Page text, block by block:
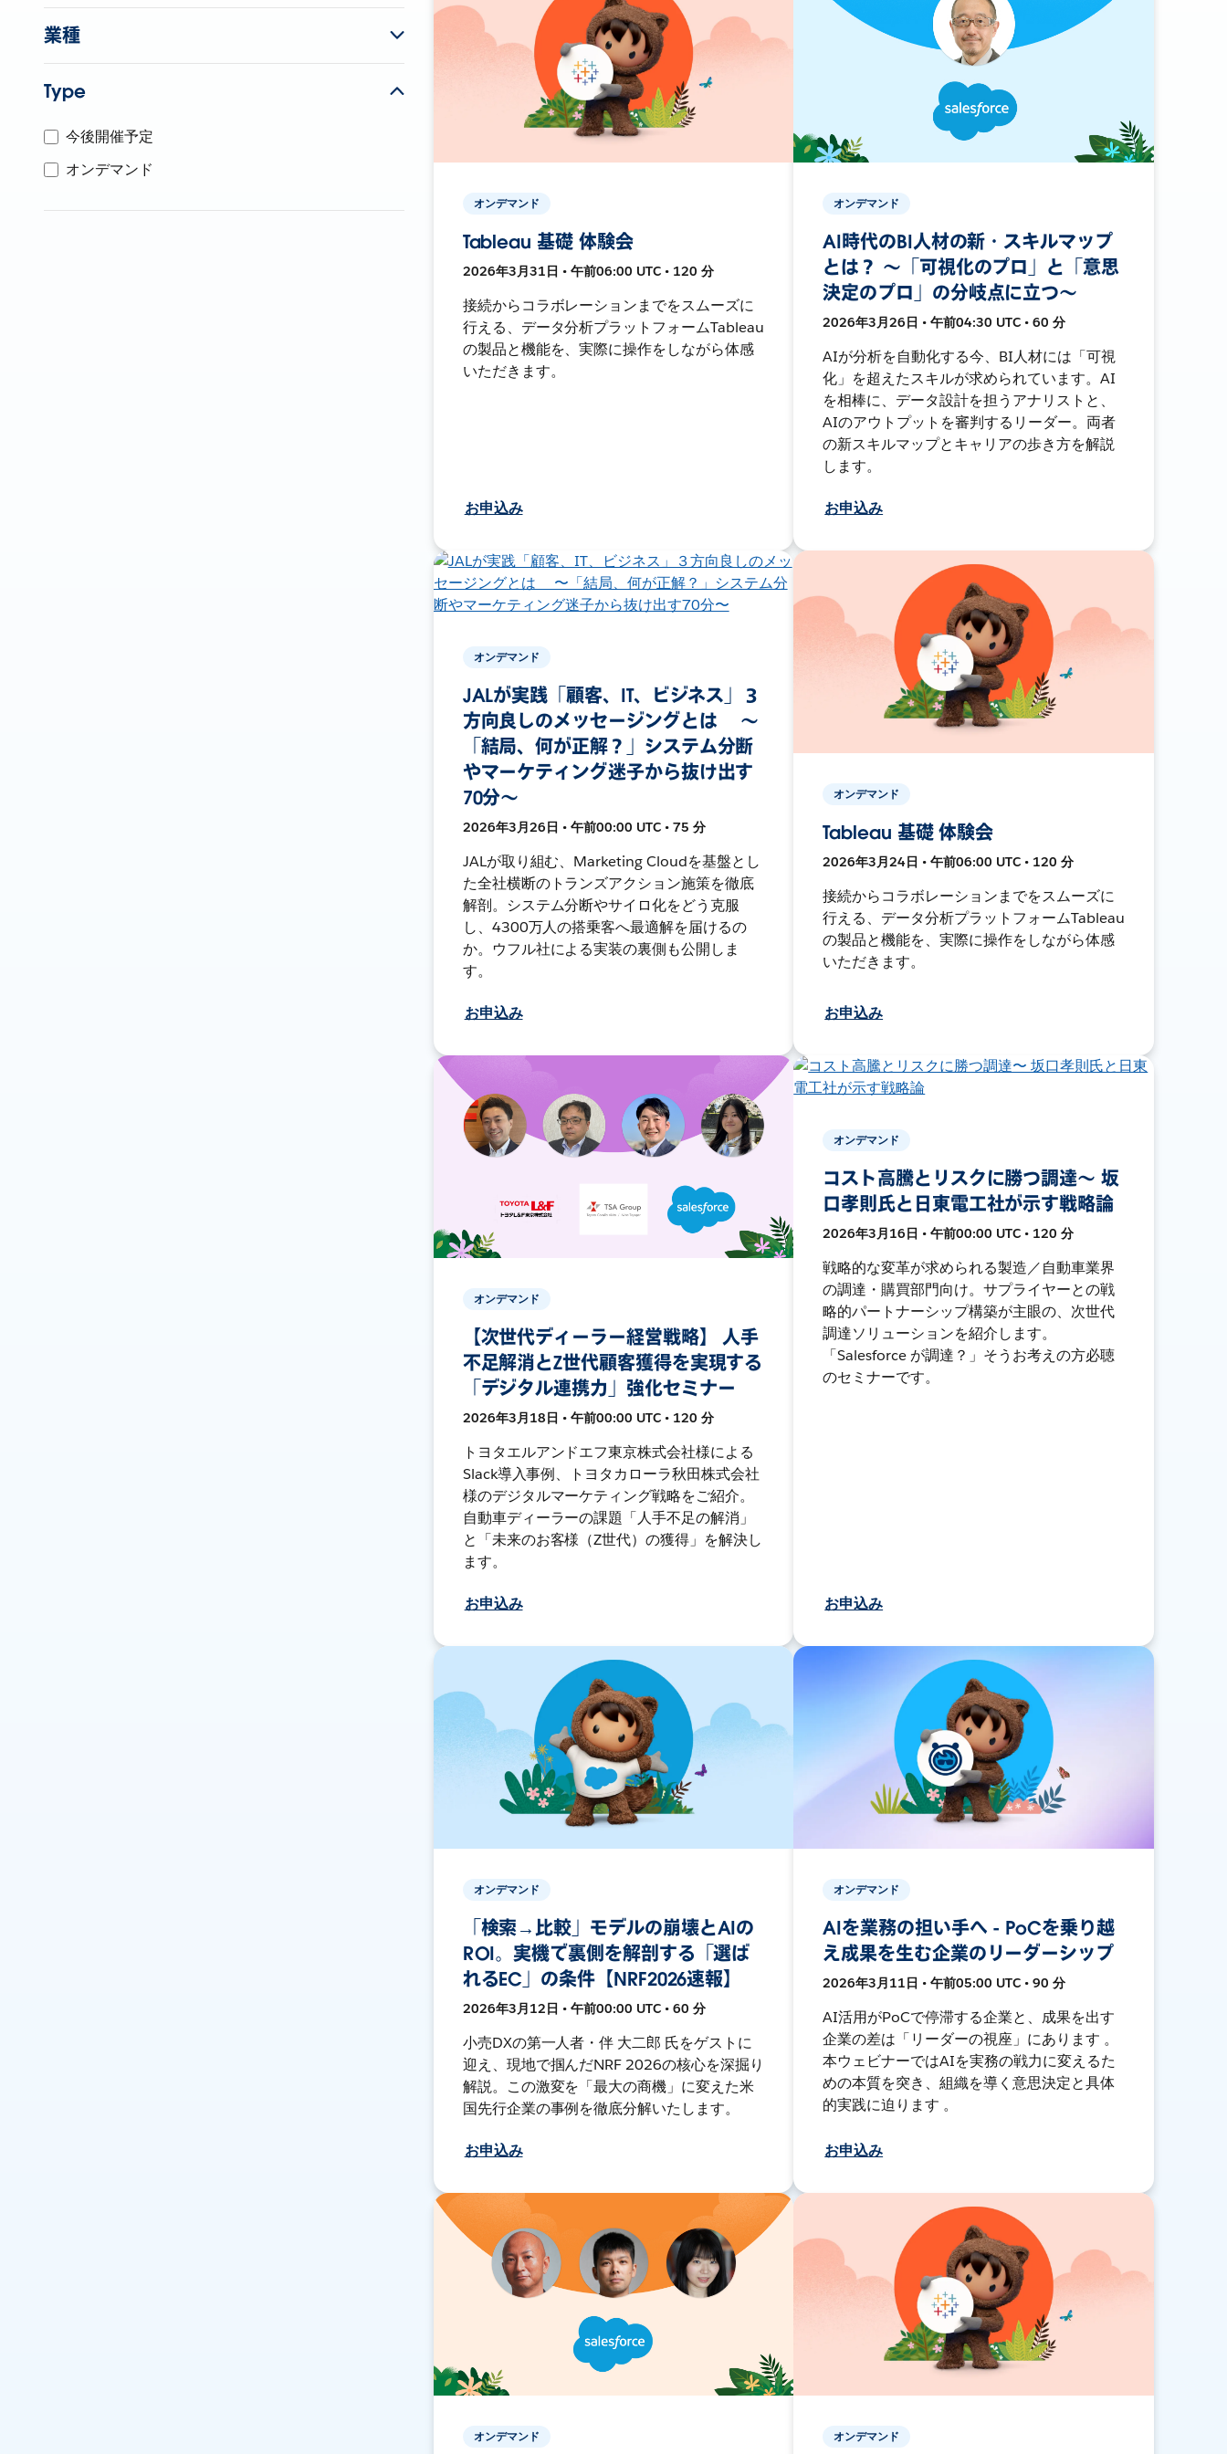
業種
Type
今後開催予定
オンデマンド
オンデマンド
Tableau 基礎 体験会
2026年3月31日 • 午前06:00 UTC • 120 分
接続からコラボレーションまでをスムーズに
行える、データ分析プラットフォームTableau
の製品と機能を、実際に操作をしながら体感
いただきます。
お申込み
オンデマンド
AI時代のBI人材の新・スキルマップ
とは？ 〜「可視化のプロ」と「意思
決定のプロ」の分岐点に立つ〜
2026年3月26日 • 午前04:30 UTC • 60 分
AIが分析を自動化する今、BI人材には「可視
化」を超えたスキルが求められています。AI
を相棒に、データ設計を担うアナリストと、
AIのアウトプットを審判するリーダー。両者
の新スキルマップとキャリアの歩き方を解説
します。
お申込み
オンデマンド
JALが実践「顧客、IT、ビジネス」３
方向良しのメッセージングとは 〜
「結局、何が正解？」システム分断
やマーケティング迷子から抜け出す
70分〜
2026年3月26日 • 午前00:00 UTC • 75 分
JALが取り組む、Marketing Cloudを基盤とし
た全社横断のトランズアクション施策を徹底
解剖。システム分断やサイロ化をどう克服
し、4300万人の搭乗客へ最適解を届けるの
か。ウフル社による実装の裏側も公開しま
す。
お申込み
オンデマンド
Tableau 基礎 体験会
2026年3月24日 • 午前06:00 UTC • 120 分
接続からコラボレーションまでをスムーズに
行える、データ分析プラットフォームTableau
の製品と機能を、実際に操作をしながら体感
いただきます。
お申込み
オンデマンド
【次世代ディーラー経営戦略】 人手
不足解消とZ世代顧客獲得を実現する
「デジタル連携力」強化セミナー
2026年3月18日 • 午前00:00 UTC • 120 分
トヨタエルアンドエフ東京株式会社様による
Slack導入事例、トヨタカローラ秋田株式会社
様のデジタルマーケティング戦略をご紹介。
自動車ディーラーの課題「人手不足の解消」
と「未来のお客様（Z世代）の獲得」を解決し
ます。
お申込み
オンデマンド
コスト高騰とリスクに勝つ調達〜 坂
口孝則氏と日東電工社が示す戦略論
2026年3月16日 • 午前00:00 UTC • 120 分
戦略的な変革が求められる製造／自動車業界
の調達・購買部門向け。サプライヤーとの戦
略的パートナーシップ構築が主眼の、次世代
調達ソリューションを紹介します。
「Salesforce が調達？」そうお考えの方必聴
のセミナーです。
お申込み
オンデマンド
「検索→比較」モデルの崩壊とAIの
ROI。実機で裏側を解剖する「選ば
れるEC」の条件【NRF2026速報】
2026年3月12日 • 午前00:00 UTC • 60 分
小売DXの第一人者・伴 大二郎 氏をゲストに
迎え、現地で掴んだNRF 2026の核心を深掘り
解説。この激変を「最大の商機」に変えた米
国先行企業の事例を徹底分解いたします。
お申込み
オンデマンド
AIを業務の担い手へ - PoCを乗り越
え成果を生む企業のリーダーシップ
2026年3月11日 • 午前05:00 UTC • 90 分
AI活用がPoCで停滞する企業と、成果を出す
企業の差は「リーダーの視座」にあります 。
本ウェビナーではAIを実務の戦力に変えるた
めの本質を突き、組織を導く意思決定と具体
的実践に迫ります 。
お申込み
オンデマンド オンデマンド